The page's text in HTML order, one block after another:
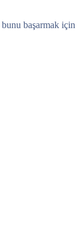
başarmak için